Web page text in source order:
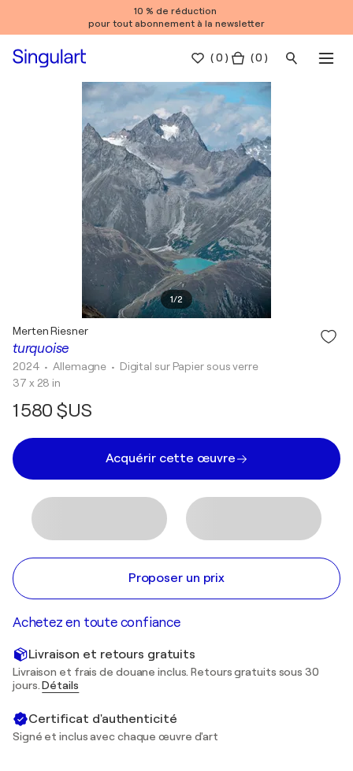
10 % de réduction
pour tout abonnement à la newsletter
(0 ) ( 0 )
1/2
turquoise
Merten Riesner
2024 • Allemagne • Digital sur Papier sous verre
37 x 28 in
1 580 $US
Acquérir cette œuvre
Proposer un prix
Achetez en toute confiance
Livraison et retours gratuits
Livraison et frais de douane inclus. Retours gratuits sous 30
jours.Détails
Certificat d'authenticité
Signé et inclus avec chaque œuvre d'art